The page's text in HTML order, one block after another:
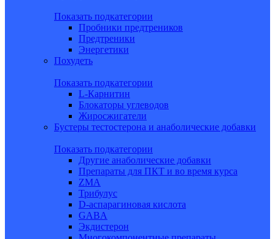
Показать подкатегории
Пробники предтреников
Предтреники
Энергетики
Похудеть
Показать подкатегории
L-Карнитин
Блокаторы углеводов
Жиросжигатели
Бустеры тестостерона и анаболические добавки
Показать подкатегории
Другие анаболические добавки
Препараты для ПКТ и во время курса
ZMA
Трибулус
D-аспарагиновая кислота
GABA
Экдистерон